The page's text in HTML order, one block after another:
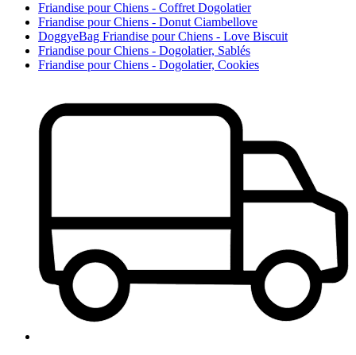
Friandise pour Chiens - Coffret Dogolatier
Friandise pour Chiens - Donut Ciambellove
DoggyeBag Friandise pour Chiens - Love Biscuit
Friandise pour Chiens - Dogolatier, Sablés
Friandise pour Chiens - Dogolatier, Cookies